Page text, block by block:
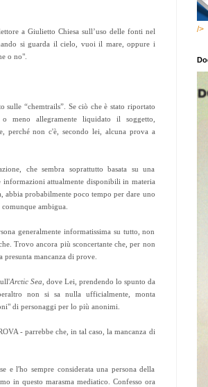
a Giulietto Chiesa sull’uso delle fonti nel
si guarda il cielo, vuoi il mare, oppure i
o no".
sulle “chemtrails”. Se ciò che è stato riportato
meno allegramente liquidato il soggetto,
perché non c'è, secondo lei, alcuna prova a
che sembra soprattutto basata su una
attualmente disponibili in materia
abbia probabilmente poco tempo per dare uno
ambigua.
generalmente informatissima su tutto, non
Trovo ancora più sconcertante che, per non
mancanza di prove.
Arctic Sea , dove Lei, prendendo lo spunto da
non si sa nulla ufficialmente, monta
di personaggi per lo più anonimi.
- parrebbe che, in tal caso, la mancanza di
e l'ho sempre considerata una persona della
in questo marasma mediatico. Confesso ora
/>